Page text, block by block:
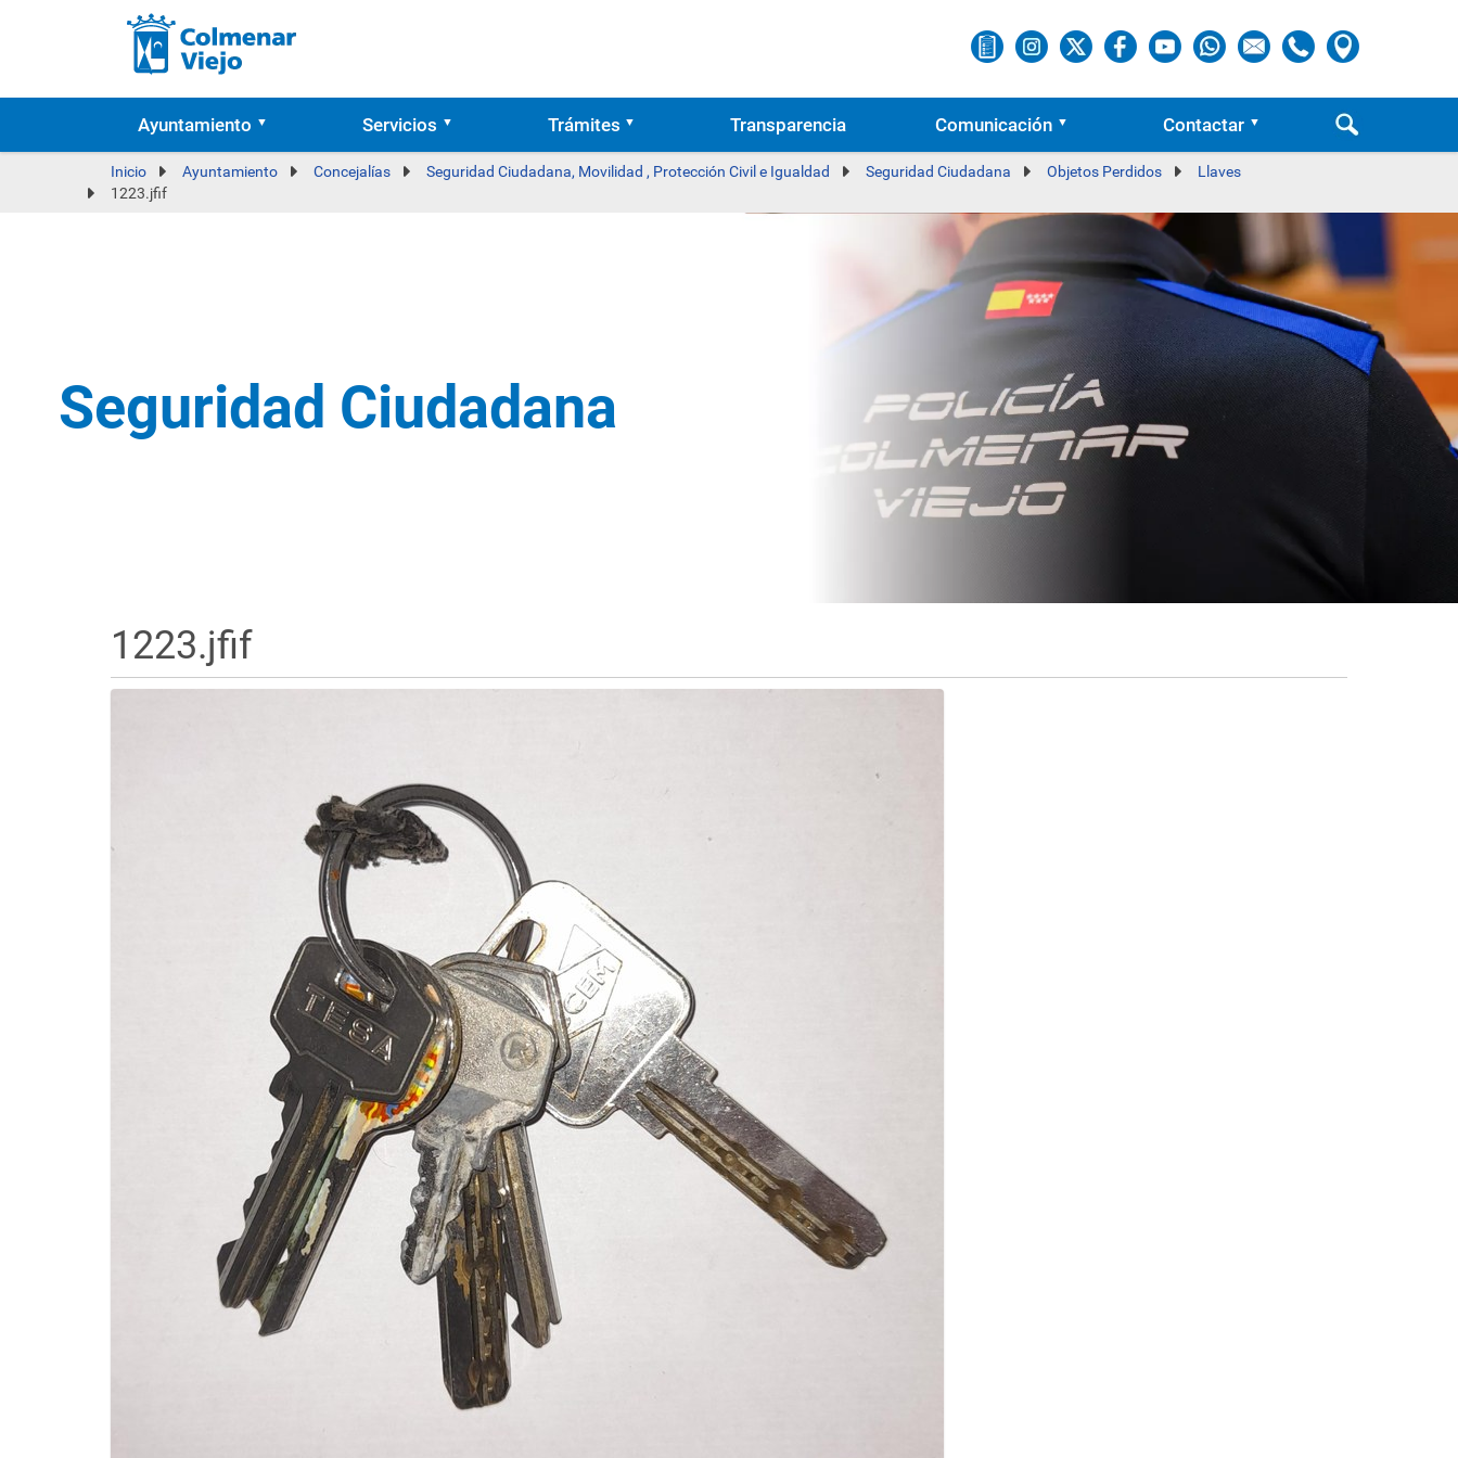
Ayuntamiento Servicios Trámites Transparencia Comunicación Contactar
Inicio Ayuntamiento Concejalías Seguridad Ciudadana, Movilidad , Protección Civil e Igualdad Seguridad Ciudadana Objetos Perdidos
Llaves
1223.jfif
Seguridad Ciudadana
1223.jfif